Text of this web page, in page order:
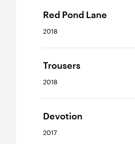
Red Pond Lane
2018
Trousers
2018
Devotion
2017